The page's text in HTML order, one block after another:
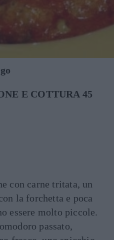
E COTTURA 45
con carne tritata, un
la forchetta e poca
essere molto piccole.
passato,